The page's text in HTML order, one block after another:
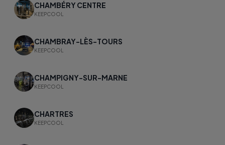
CHAMBÉRY CENTRE
KEEPCOOL
CHAMBRAY-LÈS-TOURS
KEEPCOOL
CHAMPIGNY-SUR-MARNE
KEEPCOOL
CHARTRES
KEEPCOOL